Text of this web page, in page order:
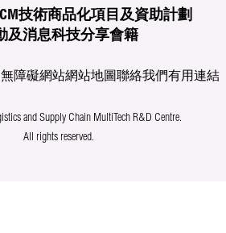
技術商品化項目及資助計劃
及消息科技分享會籍
無障礙網站網站地圖聯絡我們有用連結
and Supply Chain MultiTech R&D Centre.
All rights reserved.